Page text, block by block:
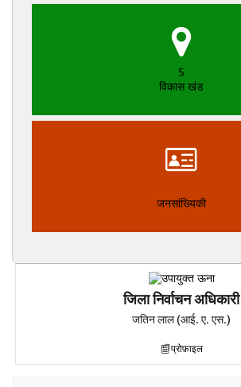
5
विकास खंड
जनसांख्यिकी
जिला निर्वाचन अधिकारी
जतिन लाल (आई. ए. एस.)
प्रोफ़ाइल